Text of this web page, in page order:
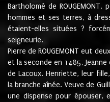
Bartholomé de
hommes et ses terres, à
étaient-elles situées ?
seigneurie.
Pierre de ROUGEMONT eut
et la seconde en 1485, Jeanne
de Lacoux. Henriette, leur
la branche aînée. Veuve de
une dispense pour épouser,